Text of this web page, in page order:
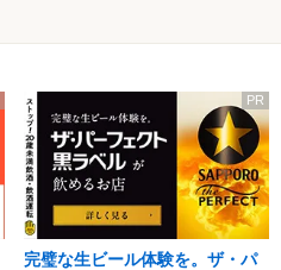
PR
完璧な生ビール体験を。ザ・パ